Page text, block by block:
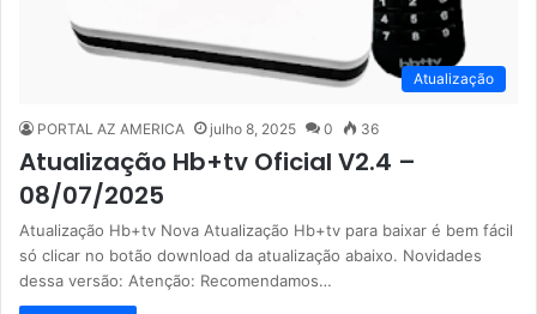
Atualização
PORTAL AZ AMERICA julho 8, 2025 0 36
Atualização Hb+tv Oficial V2.4 –
08/07/2025
Atualização Hb+tv Nova Atualização Hb+tv para baixar é bem fácil
só clicar no botão download da atualização abaixo. Novidades
dessa versão: Atenção: Recomendamos…